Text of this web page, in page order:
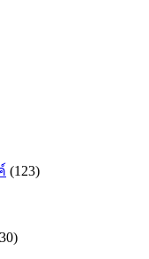
(123)